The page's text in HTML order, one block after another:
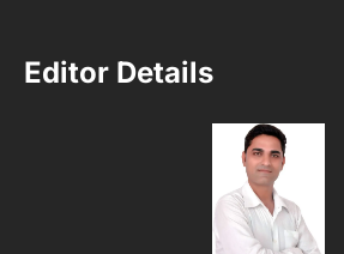
Editor Details